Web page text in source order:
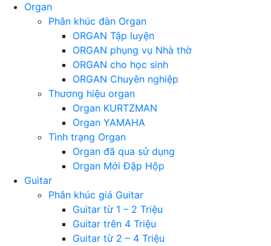
Organ
Phân khúc đàn Organ
ORGAN Tập luyện
ORGAN phụng vụ Nhà thờ
ORGAN cho học sinh
ORGAN Chuyên nghiệp
Thương hiệu organ
Organ KURTZMAN
Organ YAMAHA
Tình trạng Organ
Organ đã qua sử dụng
Organ Mới Đập Hộp
Guitar
Phân khúc giá Guitar
Guitar từ 1 – 2 Triệu
Guitar trên 4 Triệu
Guitar từ 2 – 4 Triệu